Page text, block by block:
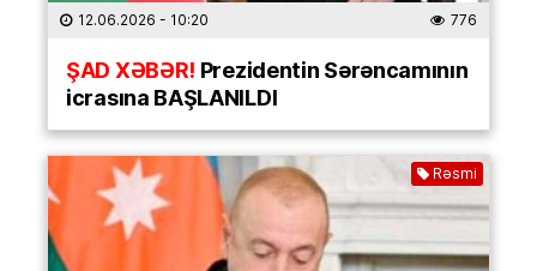
12.06.2026 - 10:20 776
ŞAD XƏBƏR! Prezidentin Sərəncamının
icrasına BAŞLANILDI
Rəsmi